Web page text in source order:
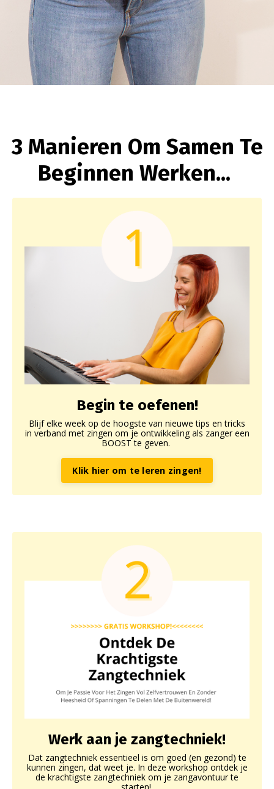
3 Manieren Om Samen Te
Beginnen Werken...
Begin te oefenen!
Blijf elke week op de hoogste van nieuwe tips en tricks
in verband met zingen om je ontwikkeling als zanger een
BOOST te geven.
Klik hier om te leren zingen!
Werk aan je zangtechniek!
Dat zangtechniek essentieel is om goed (en gezond) te
kunnen zingen, dat weet je. In deze workshop ontdek je
de krachtigste zangtechniek om je zangavontuur te